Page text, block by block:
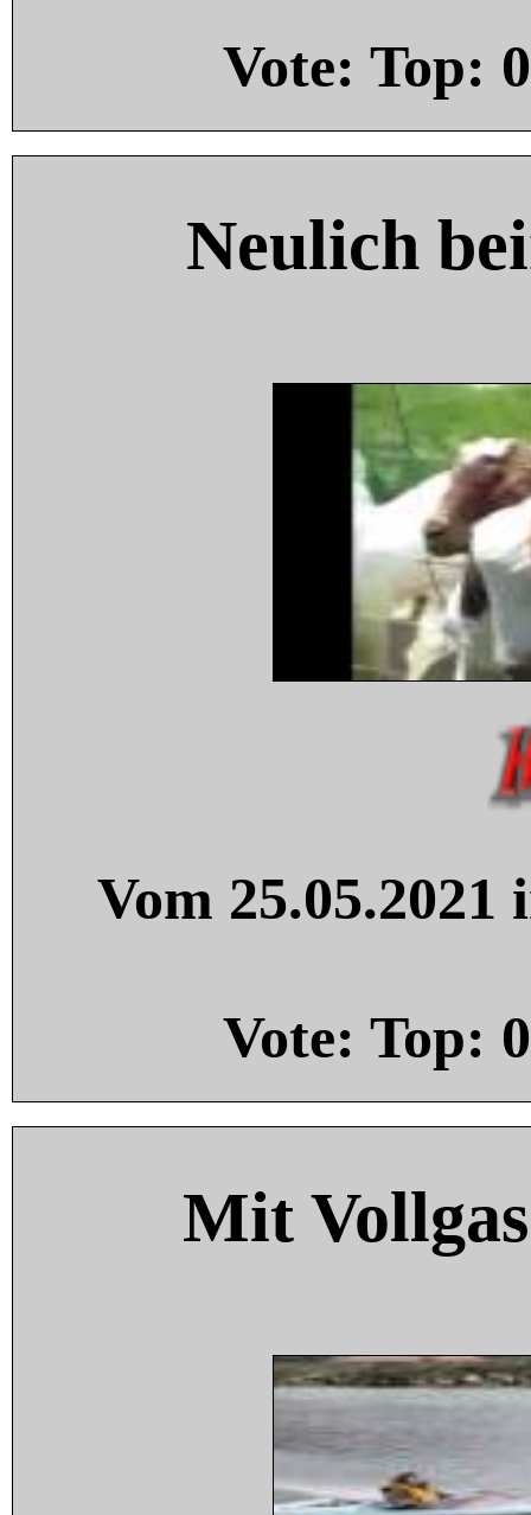
Vote: Top: 0
Neulich
Vom
Vote: Top: 0
Mit